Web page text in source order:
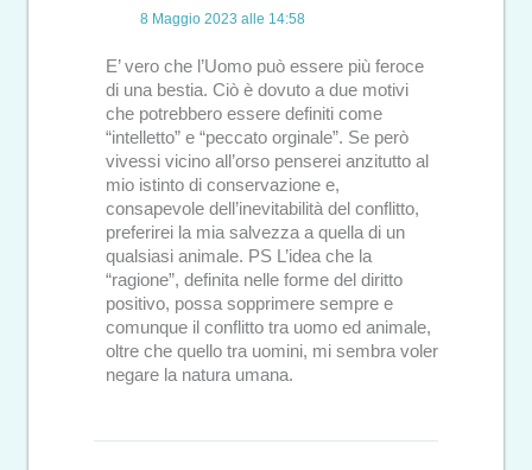
8 Maggio 2023 alle 14:58
E’ vero che l’Uomo può essere più feroce
di una bestia. Ciò è dovuto a due motivi
che potrebbero essere definiti come
“intelletto” e “peccato orginale”. Se però
vivessi vicino all’orso penserei anzitutto al
mio istinto di conservazione e,
consapevole dell’inevitabilità del conflitto,
preferirei la mia salvezza a quella di un
qualsiasi animale. PS L’idea che la
“ragione”, definita nelle forme del diritto
positivo, possa sopprimere sempre e
comunque il conflitto tra uomo ed animale,
oltre che quello tra uomini, mi sembra voler
negare la natura umana.